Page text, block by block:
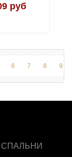
руб
6 7 8 9
СПАЛЬНИ